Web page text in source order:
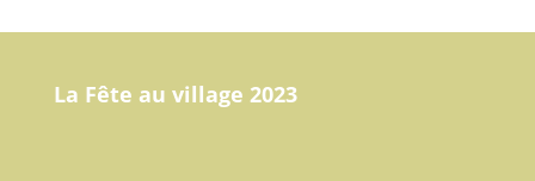
La Fête au village 2023